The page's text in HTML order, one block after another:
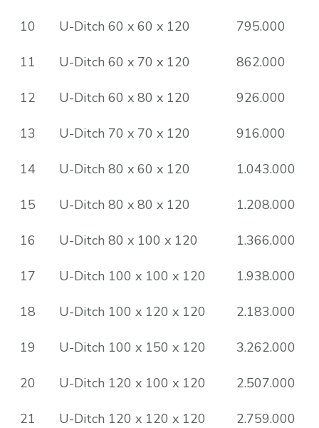
10 U-Ditch 60 x 60 x 120 795.000
11 U-Ditch 60 x 70 x 120 862.000
12 U-Ditch 60 x 80 x 120 926.000
13 U-Ditch 70 x 70 x 120 916.000
14 U-Ditch 80 x 60 x 120 1.043.000
15 U-Ditch 80 x 80 x 120 1.208.000
16 U-Ditch 80 x 100 x 120 1.366.000
17 U-Ditch 100 x 100 x 120 1.938.000
18 U-Ditch 100 x 120 x 120 2.183.000
19 U-Ditch 100 x 150 x 120 3.262.000
20 U-Ditch 120 x 100 x 120 2.507.000
21 U-Ditch 120 x 120 x 120 2.759.000